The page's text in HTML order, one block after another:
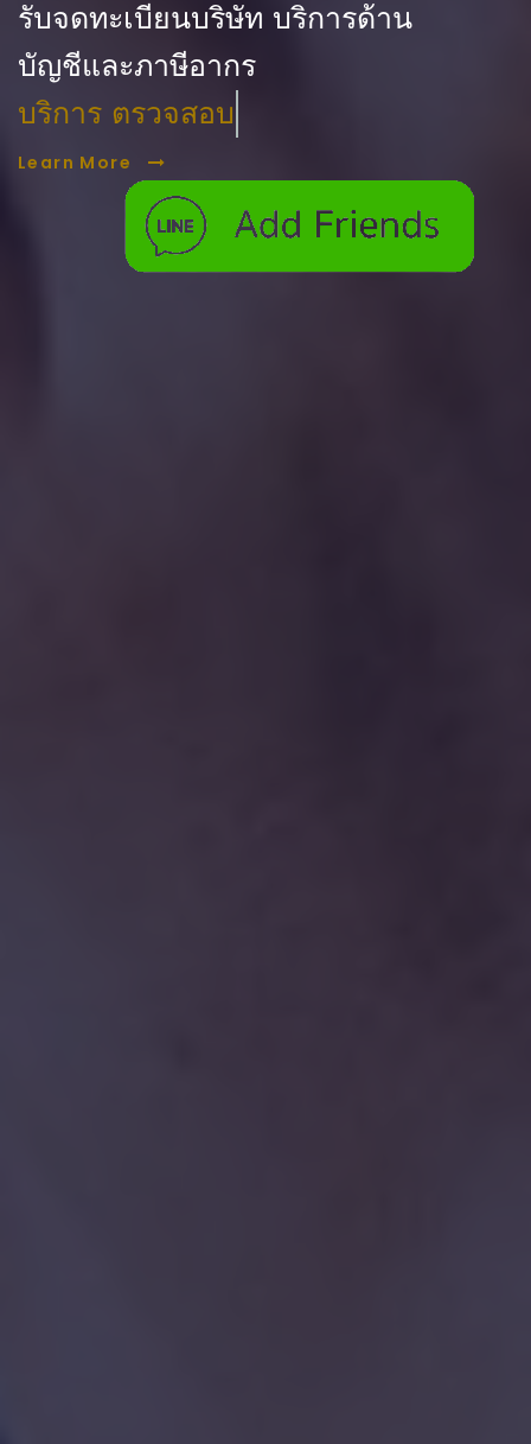
รับจดทะเบียนบริษัท บริการด้าน
บัญชีและภาษีอากร
บริการ ตรวจสอบบัญชี
Learn More